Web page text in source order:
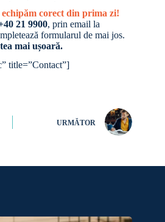
corect din prima zi!
21 9900, prin email la
formularul de mai jos.
mai ușoară.
title=”Contact”]
URMĂTOR